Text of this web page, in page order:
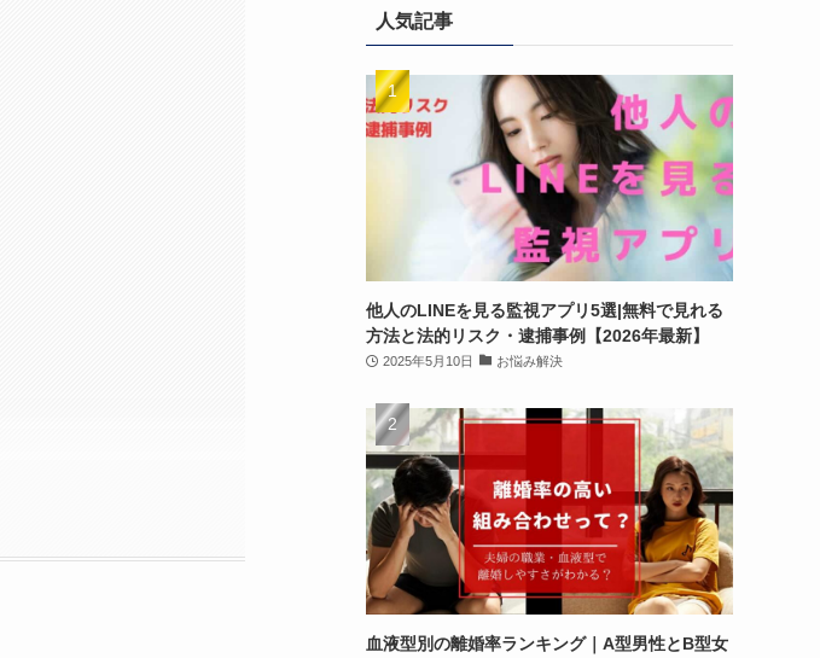
人気記事
他人のLINEを見る監視アプリ5選|無料で見れる
方法と法的リスク・逮捕事例【2026年最新】
2025年5月10日 お悩み解決
血液型別の離婚率ランキング｜A型男性とB型女